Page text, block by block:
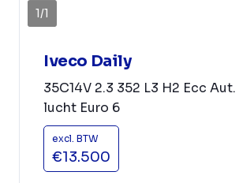
1/1
Iveco Daily
35C14V 2.3 352 L3 H2 Ecc
lucht Euro 6
excl. BTW
€13.500